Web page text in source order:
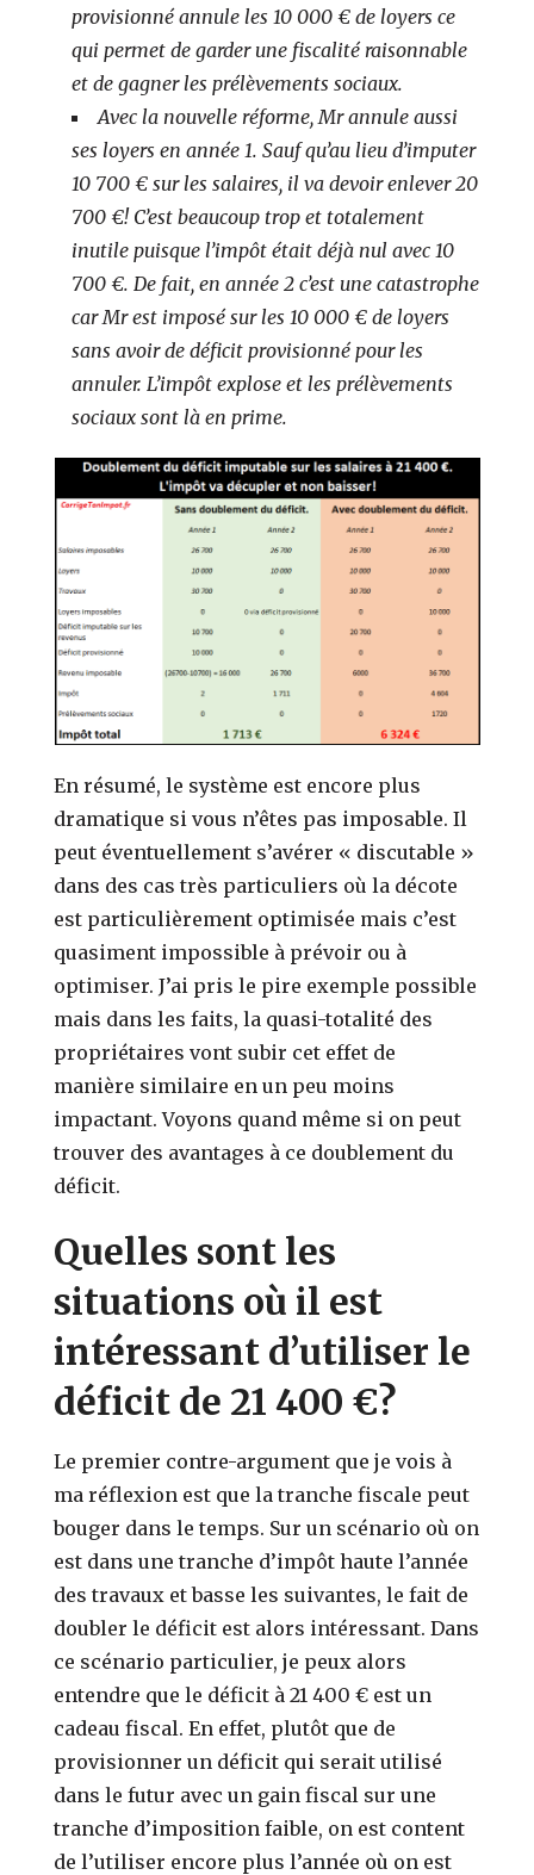
provisionné annule les 10 000 € de loyers ce
qui permet de garder une fiscalité raisonnable
et de gagner les prélèvements sociaux.
Avec la nouvelle réforme, Mr annule aussi
ses loyers en année 1. Sauf qu’au lieu d’imputer
10 700 € sur les salaires, il va devoir enlever 20
700 €! C’est beaucoup trop et totalement
inutile puisque l’impôt était déjà nul avec 10
700 €. De fait, en année 2 c’est une catastrophe
car Mr est imposé sur les 10 000 € de loyers
sans avoir de déficit provisionné pour les
annuler. L’impôt explose et les prélèvements
sociaux sont là en prime.
En résumé, le système est encore plus
dramatique si vous n’êtes pas imposable. Il
peut éventuellement s’avérer « discutable »
dans des cas très particuliers où la décote
est particulièrement optimisée mais c’est
quasiment impossible à prévoir ou à
optimiser. J’ai pris le pire exemple possible
mais dans les faits, la quasi-totalité des
propriétaires vont subir cet effet de
manière similaire en un peu moins
impactant. Voyons quand même si on peut
trouver des avantages à ce doublement du
déficit.
Quelles sont les
situations où il est
intéressant d’utiliser le
déficit de 21 400 €?
Le premier contre-argument que je vois à
ma réflexion est que la tranche fiscale peut
bouger dans le temps. Sur un scénario où on
est dans une tranche d’impôt haute l’année
des travaux et basse les suivantes, le fait de
doubler le déficit est alors intéressant. Dans
ce scénario particulier, je peux alors
entendre que le déficit à 21 400 € est un
cadeau fiscal. En effet, plutôt que de
provisionner un déficit qui serait utilisé
dans le futur avec un gain fiscal sur une
tranche d’imposition faible, on est content
de l’utiliser encore plus l’année où on est